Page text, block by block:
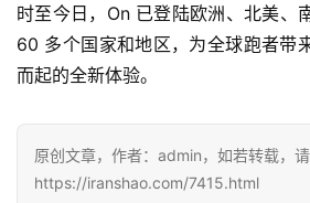
时至今日，On 已登陆欧洲、北美、
60 多个国家和地区，为全球跑者带
而起的全新体验。
原创文章，作者：admin，如若转载，请
https://iranshao.com/7415.html